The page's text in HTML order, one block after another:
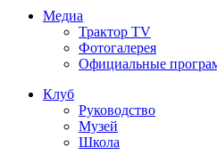
Медиа
Трактор TV
Фотогалерея
Официальные
Клуб
Руководство
Музей
Школа